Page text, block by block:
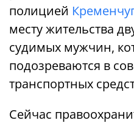
полицией
месту жительства
судимых мужчин,
подозреваются в
транспортных
Сейчас